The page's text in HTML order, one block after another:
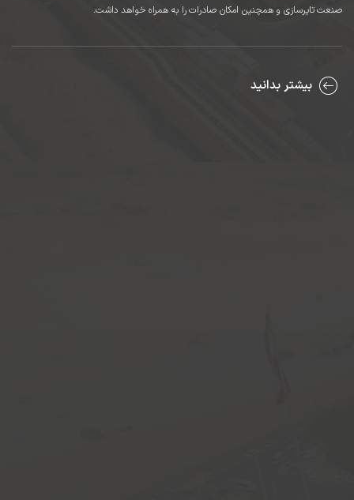
صنعت تایرسازی و همچنین امکان صادرات را به همراه خواهد داشت.
بیشتر بدانید